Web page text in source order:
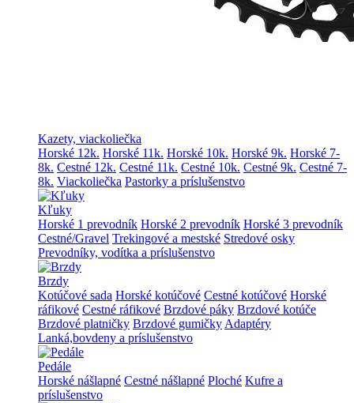
Kazety, viackoliečka
Horské 12k. Horské 11k. Horské 10k. Horské 9k. Horské 7-
8k. Cestné 12k. Cestné 11k. Cestné 10k. Cestné 9k. Cestné 7-
8k. Viackoliečka Pastorky a príslušenstvo
Kľuky
Horské 1 prevodník Horské 2 prevodník Horské 3 prevodník
Cestné/Gravel Trekingové a mestské Stredové osky
Prevodníky, vodítka a príslušenstvo
Brzdy
Kotúčové sada Horské kotúčové Cestné kotúčové Horské
ráfikové Cestné ráfikové Brzdové páky Brzdové kotúče
Brzdové platničky Brzdové gumičkyAdaptéry
Lanká,bovdeny a príslušenstvo
Pedále
Horské nášlapné Cestné nášlapné Ploché Kufre a
príslušenstvo